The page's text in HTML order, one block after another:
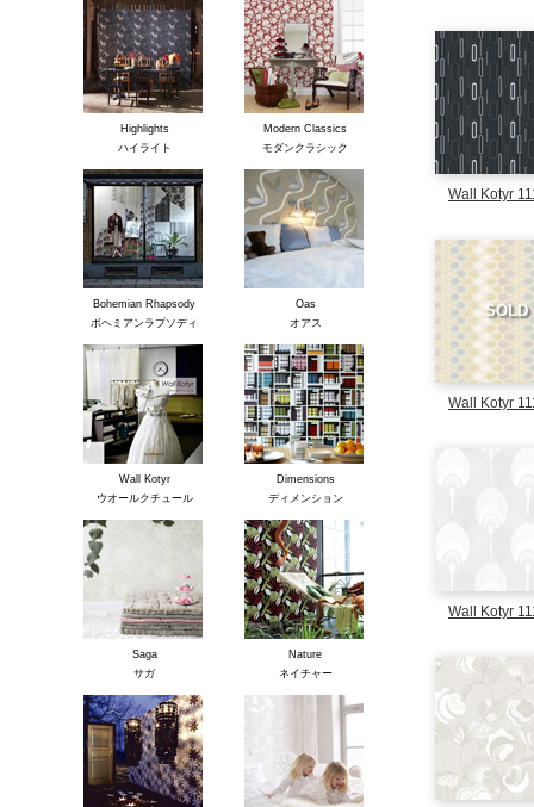
Wall Kotyr
SOLD
Wall Kotyr
Wall Kotyr
Highlights
ハイライト
Modern Classics
モダンクラシック
Bohemian Rhapsody
ボヘミアンラプソディ
Oas
オアス
Wall Kotyr
ウオールクチュール
Dimensions
ディメンション
Saga
サガ
Nature
ネイチャー